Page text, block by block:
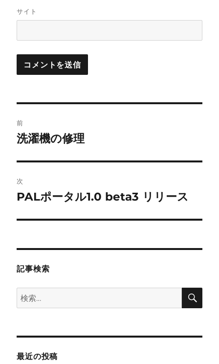
サイト
稿
ビ
ゲ
ー
前
前
投
稿:
洗濯機の修理
次
次
投
PALポータル1.0 beta3 リリース
記事検索
検
索:
検
最近の投稿